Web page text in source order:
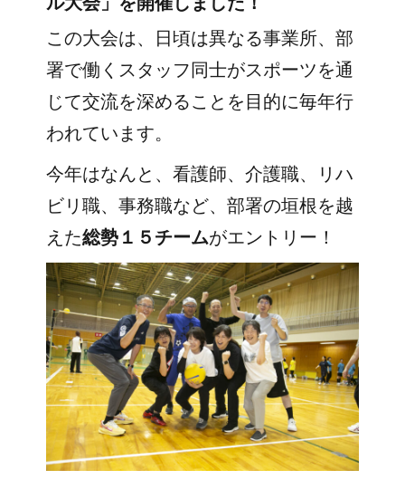
この大会は、日頃は異なる事業所、部
署で働くスタッフ同士がスポーツを通
じて交流を深めることを目的に毎年行
われています。
今年はなんと、看護師、介護職、リハ
ビリ職、事務職など、部署の垣根を越
えた総勢１５チームがエントリー！